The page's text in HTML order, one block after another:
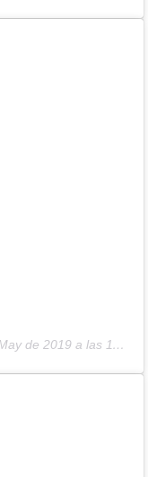
de 2019 a las 11:48 PDT